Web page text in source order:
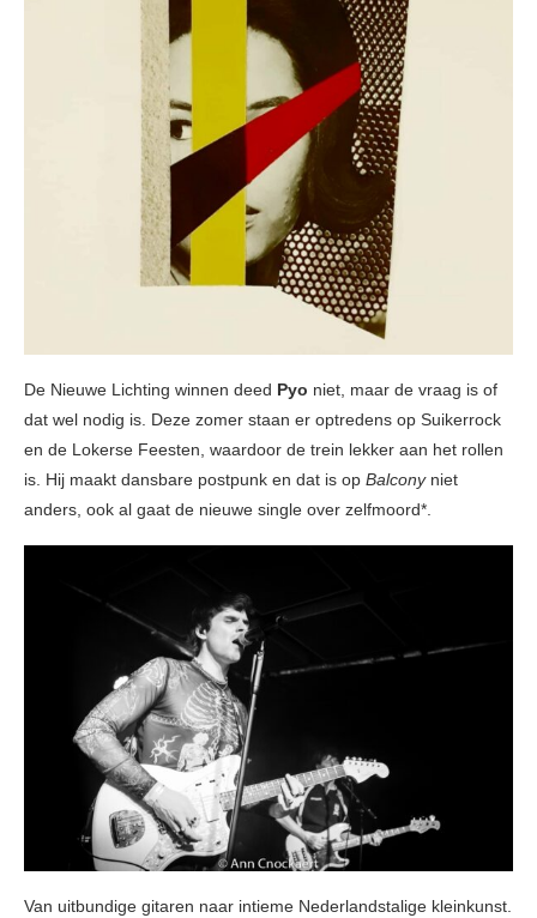
De Nieuwe Lichting winnen deed Pyo niet, maar de vraag is of
dat wel nodig is. Deze zomer staan er optredens op Suikerrock
en de Lokerse Feesten, waardoor de trein lekker aan het rollen
is. Hij maakt dansbare postpunk en dat is op Balconyniet
anders, ook al gaat de nieuwe single over zelfmoord*.
Van uitbundige gitaren naar intieme Nederlandstalige kleinkunst.